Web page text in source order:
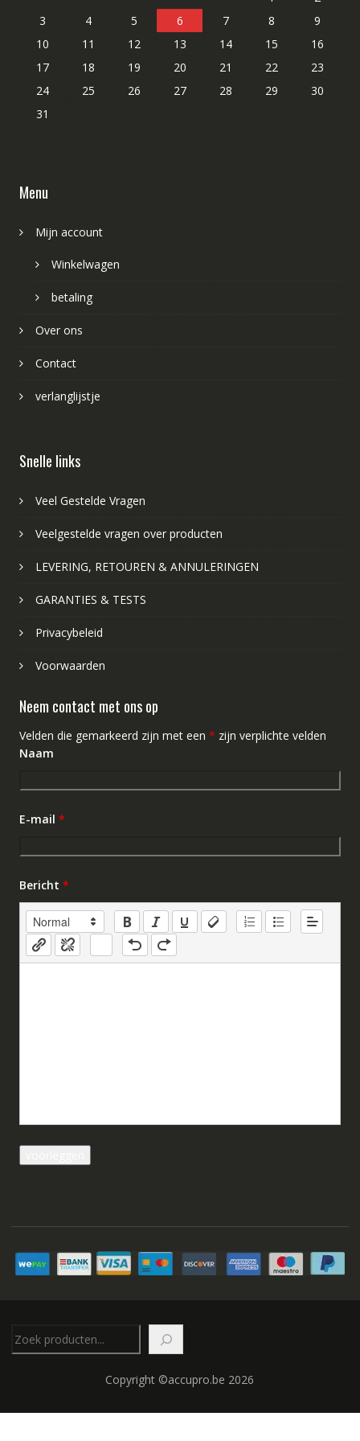
3
4 5 6 7 8
9
10
11 12 13 14 15
16
17
18 19 20 21 22
23
24
25 26 27 28 29
30
31
Menu
Mijn account
Winkelwagen
betaling
Over ons
Contact
verlanglijstje
Snelle links
Veel Gestelde Vragen
Veelgestelde vragen over producten
LEVERING, RETOUREN & ANNULERINGEN
GARANTIES & TESTS
Privacybeleid
Voorwaarden
Neem contact met ons op
Velden die gemarkeerd zijn met een * zijn verplichte velden
Naam
E-mail *
Bericht *
Copyright ©accupro.be 2026